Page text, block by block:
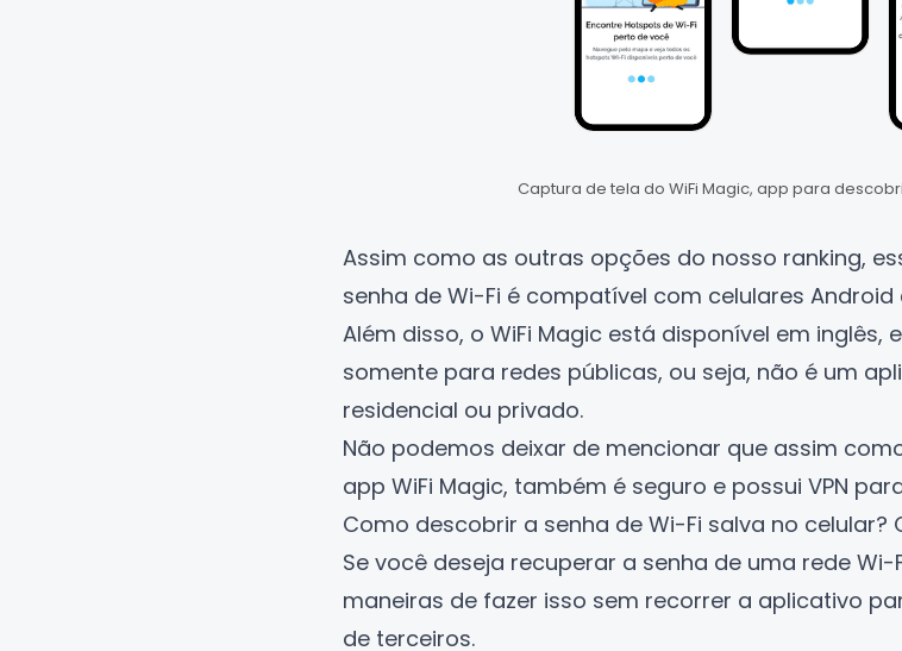
Captura de tela do WiFi Magic, app para
Assim como as outras opções do nosso ranking,
senha de Wi-Fi é compatível com celulares Android
Além disso, o WiFi Magic está disponível em inglês,
somente para redes públicas, ou seja, não é um
residencial ou privado.
Não podemos deixar de mencionar que assim
app WiFi Magic, também é seguro e possui VPN
Como descobrir a senha de Wi-Fi salva no
Se você deseja recuperar a senha de uma rede Wi-
maneiras de fazer isso sem recorrer a aplicativo
de terceiros.